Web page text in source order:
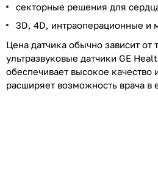
секторные решения для
3D, 4D, интраоперационные и
Цена датчика обычно зависит
ультразвуковые датчики GE
обеспечивает высокое
расширяет возможность врача в